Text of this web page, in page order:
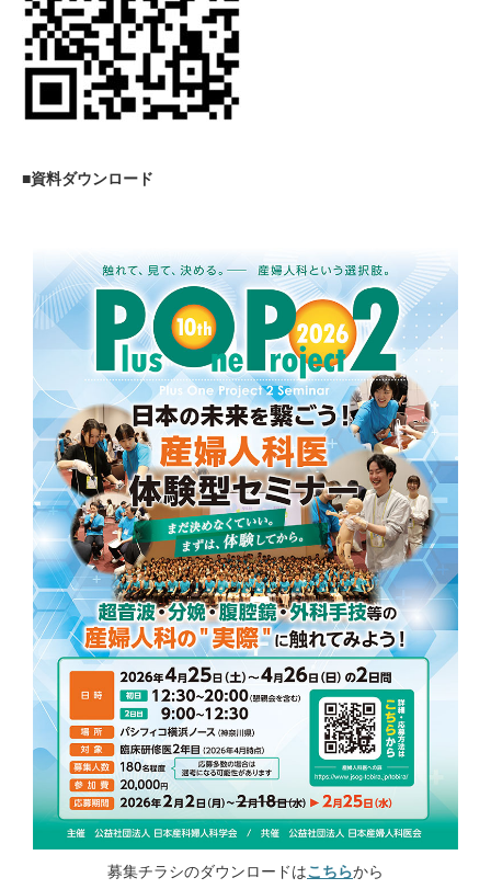
■資料ダウンロード
募集チラシのダウンロードはこちらから